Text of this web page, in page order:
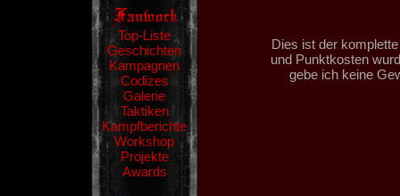
Top-Liste
Geschichten
Kampagnen
Codizes
Galerie
Taktiken
Kampfberichte
Workshop
Projekte
Awards
Dies ist der
und Punktkosten
gebe ich keine